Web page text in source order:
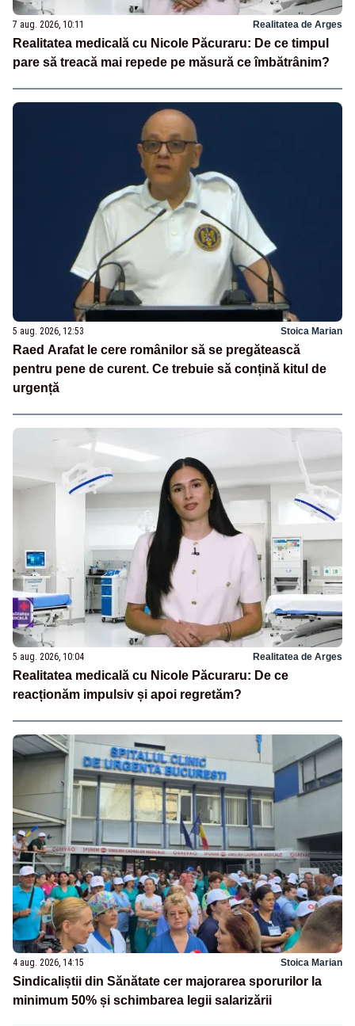
7 aug. 2026, 10:11 Realitatea de Arges
Realitatea medicală cu Nicole Păcuraru: De ce timpul
pare să treacă mai repede pe măsură ce îmbătrânim?
5 aug. 2026, 12:53 Stoica Marian
Raed Arafat le cere românilor să se pregătească
pentru pene de curent. Ce trebuie să conțină kitul de
urgență
5 aug. 2026, 10:04 Realitatea de Arges
Realitatea medicală cu Nicole Păcuraru: De ce
reacționăm impulsiv și apoi regretăm?
4 aug. 2026, 14:15 Stoica Marian
Sindicaliștii din Sănătate cer majorarea sporurilor la
minimum 50% și schimbarea legii salarizării